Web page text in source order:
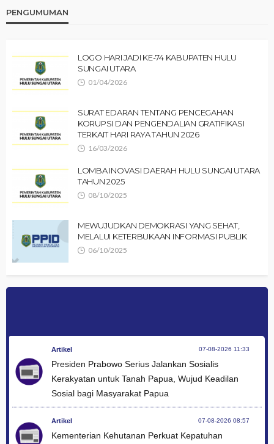
PENGUMUMAN
LOGO HARI JADI KE-74 KABUPATEN HULU
SUNGAI UTARA
01/04/2026
SURAT EDARAN TENTANG PENCEGAHAN
KORUPSI DAN PENGENDALIAN GRATIFIKASI
TERKAIT HARI RAYA TAHUN 2026
16/03/2026
LOMBA INOVASI DAERAH HULU SUNGAI UTARA
TAHUN 2025
08/10/2025
MEWUJUDKAN DEMOKRASI YANG SEHAT,
MELALUI KETERBUKAAN INFORMASI PUBLIK
06/10/2025
Artikel 07-08-2026 11:33
Presiden Prabowo Serius Jalankan Sosialis
Kerakyatan untuk Tanah Papua, Wujud Keadilan
Sosial bagi Masyarakat Papua
Artikel 07-08-2026 08:57
Kementerian Kehutanan Perkuat Kepatuhan